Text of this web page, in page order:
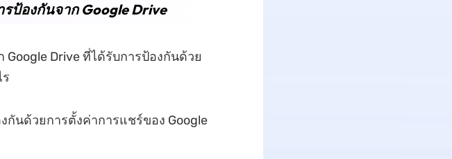
รป้องกันจาก Google Drive
Drive ที่ได้รับการป้องกันด้วย
นด้วยการตั้งค่าการแชร์ของ Google